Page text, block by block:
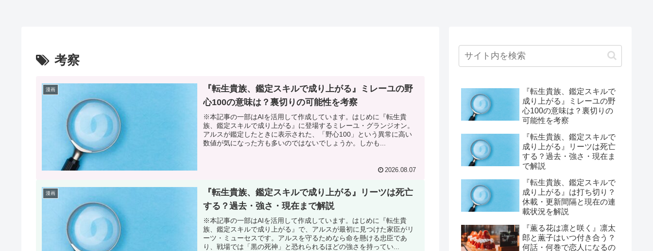
考察
漫画
『転生貴族、鑑定スキルで成り上がる』ミレーユの野
心100の意味は？裏切りの可能性を考察
※本記事の一部はAIを活用して作成しています。はじめに『転生貴
族、鑑定スキルで成り上がる』に登場するミレーユ・グランジオン。
アルスが鑑定したときに表示された、「野心100」という異常に高い
数値が気になった方も多いのではないでしょうか。しかも...
2026.08.07
漫画
『転生貴族、鑑定スキルで成り上がる』リーツは死亡
する？過去・強さ・現在まで解説
※本記事の一部はAIを活用して作成しています。はじめに『転生貴
族、鑑定スキルで成り上がる』で、アルスが最初に見つけた家臣がリ
ーツ・ミューセスです。アルスを守るためなら命を懸ける忠臣であ
り、戦場では「黒の死神」と恐れられるほどの強さを持ってい...
『転生貴族、鑑定スキルで
成り上がる』ミレーユの野
心100の意味は？裏切りの
可能性を考察
『転生貴族、鑑定スキルで
成り上がる』リーツは死亡
する？過去・強さ・現在ま
で解説
『転生貴族、鑑定スキルで
成り上がる』は打ち切り？
休載・更新間隔と現在の連
載状況を解説
『薫る花は凛と咲く』凛太
郎と薫子はいつ付き合う？
何話・何巻で恋人になるの